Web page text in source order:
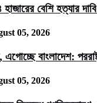
বেশি হত্যার
05, 2026
বাংলাদেশ:
05, 2026